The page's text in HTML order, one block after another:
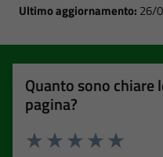
Ultimo aggiornamento: 26/
Quanto sono
pagina?